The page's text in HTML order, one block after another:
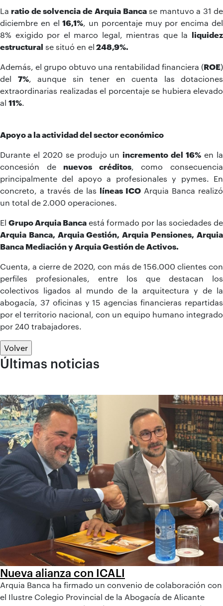
La ratio de solvencia de Arquia Bancase mantuvo a 31 de
diciembre en el16,1% , un porcentaje muy por encima del
8% exigido por el marco legal, mientras que la liquidez
estructural se situó en el 248,9%.
Además, el grupo obtuvo una rentabilidad financiera (ROE)
del 7%, aunque sin tener en cuenta las dotaciones
extraordinarias realizadas el porcentaje se hubiera elevado
al 11%
Apoyo a la actividad del sector económico
Durante el 2020 se produjo unincremento del 16% en la
concesión de nuevos créditos, como consecuencia
principalmente del apoyo a profesionales y pymes. En
concreto, a través de las líneas ICO Arquia Banca realizó
un total de 2.000 operaciones.
El Grupo Arquia Banca está formado por las sociedades de
Arquia Banca, Arquia Gestión, Arquia Pensiones, Arquia
Banca Mediación y Arquia Gestión de Activos.
Cuenta, a cierre de 2020, con más de 156.000 clientes con
perfiles profesionales, entre los que destacan los
colectivos ligados al mundo de la arquitectura y de la
abogacía, 37 oficinas y 15 agencias financieras repartidas
por el territorio nacional, con un equipo humano integrado
por 240 trabajadores.
Volver
Últimas noticias
Nueva alianza con ICALI
Arquia Banca ha firmado un convenio de colaboración con
el Ilustre Colegio Provincial de la Abogacía de Alicante